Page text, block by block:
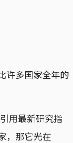
许多国家全年的
用最新研究指
，那它光在